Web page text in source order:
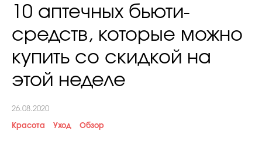
Личный опыт
Хит недели от стилиста
10 аптечных бьюти-
средств, которые можно
купить со скидкой на
этой неделе
26.08.2020
Красота Уход Обзор